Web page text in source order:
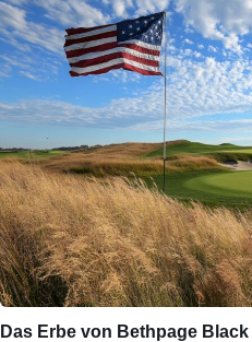
Das Erbe von Bethpage